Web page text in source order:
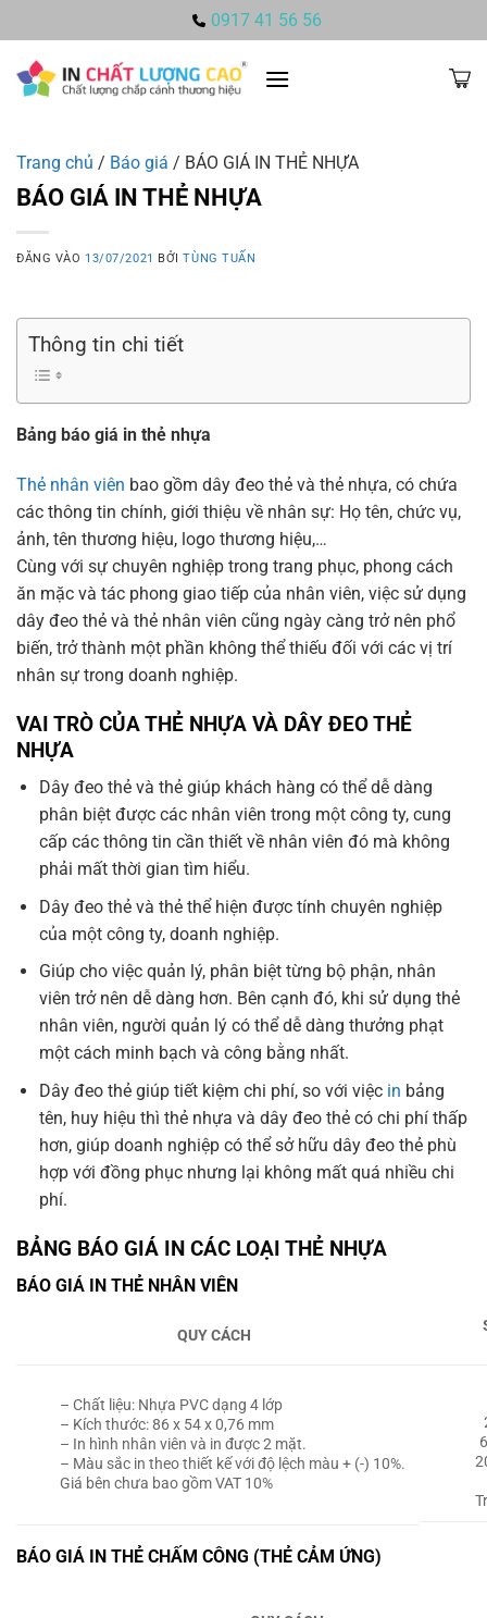
qua
nội
dung
0917 41 56 56
Trang chủ / Báo giá / BÁO GIÁ IN THẺ NHỰA
BÁO GIÁ IN THẺ NHỰA
ĐĂNG VÀO 13/07/2021 BỞITÙNG TUẤN
Thông tin chi tiết
Bảng báo giá in thẻ nhựa
Thẻ nhân viên bao gồm dây đeo thẻ và thẻ nhựa, có chứa
các thông tin chính, giới thiệu về nhân sự: Họ tên, chức vụ,
ảnh, tên thương hiệu, logo thương hiệu,…
Cùng với sự chuyên nghiệp trong trang phục, phong cách
ăn mặc và tác phong giao tiếp của nhân viên, việc sử dụng
dây đeo thẻ và thẻ nhân viên cũng ngày càng trở nên phổ
biến, trở thành một phần không thể thiếu đối với các vị trí
nhân sự trong doanh nghiệp.
VAI TRÒ CỦA THẺ NHỰA VÀ DÂY ĐEO THẺ
NHỰA
Dây đeo thẻ và thẻ giúp khách hàng có thể dễ dàng
phân biệt được các nhân viên trong một công ty, cung
cấp các thông tin cần thiết về nhân viên đó mà không
phải mất thời gian tìm hiểu.
Dây đeo thẻ và thẻ thể hiện được tính chuyên nghiệp
của một công ty, doanh nghiệp.
Giúp cho việc quản lý, phân biệt từng bộ phận, nhân
viên trở nên dễ dàng hơn. Bên cạnh đó, khi sử dụng thẻ
nhân viên, người quản lý có thể dễ dàng thưởng phạt
một cách minh bạch và công bằng nhất.
Dây đeo thẻ giúp tiết kiệm chi phí, so với việcin bảng
tên, huy hiệu thì thẻ nhựa và dây đeo thẻ có chi phí thấp
hơn, giúp doanh nghiệp có thể sở hữu dây đeo thẻ phù
hợp với đồng phục nhưng lại không mất quá nhiều chi
phí.
BẢNG BÁO GIÁ IN CÁC LOẠI THẺ NHỰA
BÁO GIÁ IN THẺ NHÂN VIÊN
QUY CÁCH
– Chất liệu: Nhựa PVC dạng 4 lớp
– Kích thước: 86 x 54 x 0,76 mm
– In hình nhân viên và in được 2 mặt.
– Màu sắc in theo thiết kế với độ lệch màu + (-) 10%.
Giá bên chưa bao gồm VAT 10%
BÁO GIÁ IN THẺ CHẤM CÔNG (THẺ CẢM ỨNG)